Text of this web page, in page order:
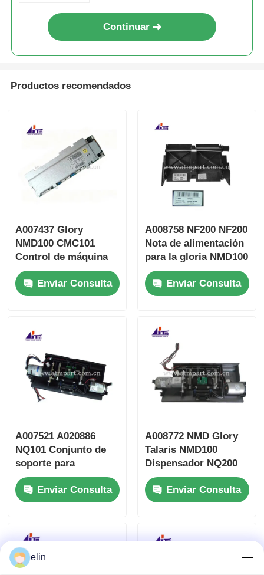
Continuar
Productos recomendados
A007437 Glory
NMD100 CMC101
Control de máquina
central 101 piezas del
cajero automático
Enviar Consulta
A008758 NF200 NF200
Nota de alimentación
para la gloria NMD100
Dispensador
Enviar Consulta
A007521 A020886
NQ101 Conjunto de
soporte para
dispensador NMD
Glory NMD100
Enviar Consulta
A008772 NMD Glory
Talaris NMD100
Dispensador NQ200
Conjunto de soporte
Enviar Consulta
elin